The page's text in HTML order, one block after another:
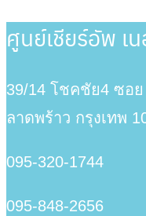
ศูนย์เชียร์อัพ เ
39/14 โชคชัย4 ซอ
ลาดพร้าว กรุงเทพ
095-320-1744
095-848-2656